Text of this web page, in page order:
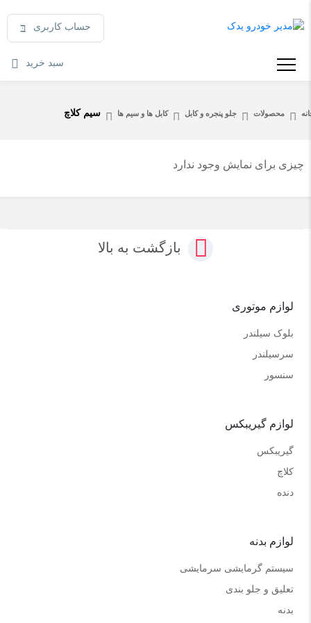
حساب کاربری
سبد خرید
محصولات جلو پنجره و کابل کابل ها و سیم ها سیم کلاچ
چیزی برای نمایش وجود ندارد
بازگشت به بالا
لوازم موتوری
بلوک سیلندر
سرسیلندر
سنسور
لوازم گیریبکس
گیریبکس
کلاچ
دنده
لوازم بدنه
سیستم گرمایشی سرمایشی
تعلیق و جلو بندی
بدنه